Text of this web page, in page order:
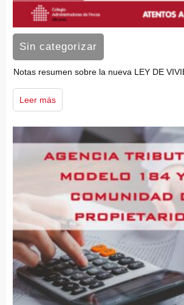
Sin categorizar
Notas resumen sobre la nueva LEY DE
Leer más